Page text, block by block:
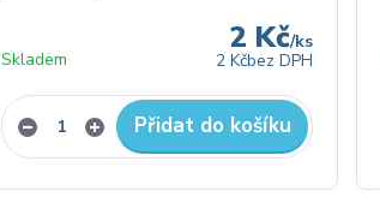
2 Kč/ks
2 Kčbez DPH
Skladem
Přidat do košíku